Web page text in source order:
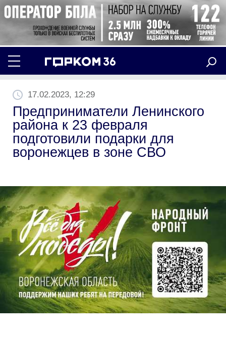
17.02.2023, 12:29
Предприниматели Ленинского
района к 23 февраля
подготовили подарки для
воронежцев в зоне СВО